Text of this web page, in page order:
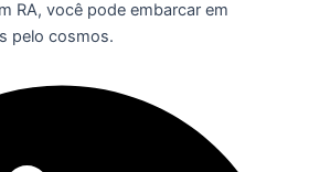
RA, você pode embarcar em
pelo cosmos.